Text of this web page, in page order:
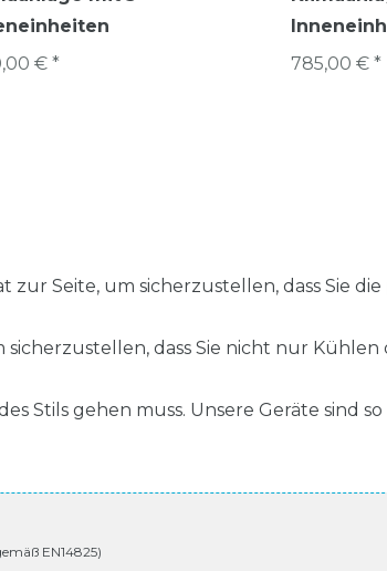
€ *
785,00 € *
Seite, um sicherzustellen, dass Sie
dass Sie nicht nur Kühlen
Stils gehen muss. Unsere Geräte sind so
EN14825)